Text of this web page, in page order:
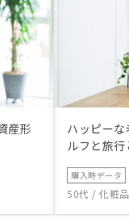
産形
ハッピー
ルフと旅
購入時データ
50代 / 化粧